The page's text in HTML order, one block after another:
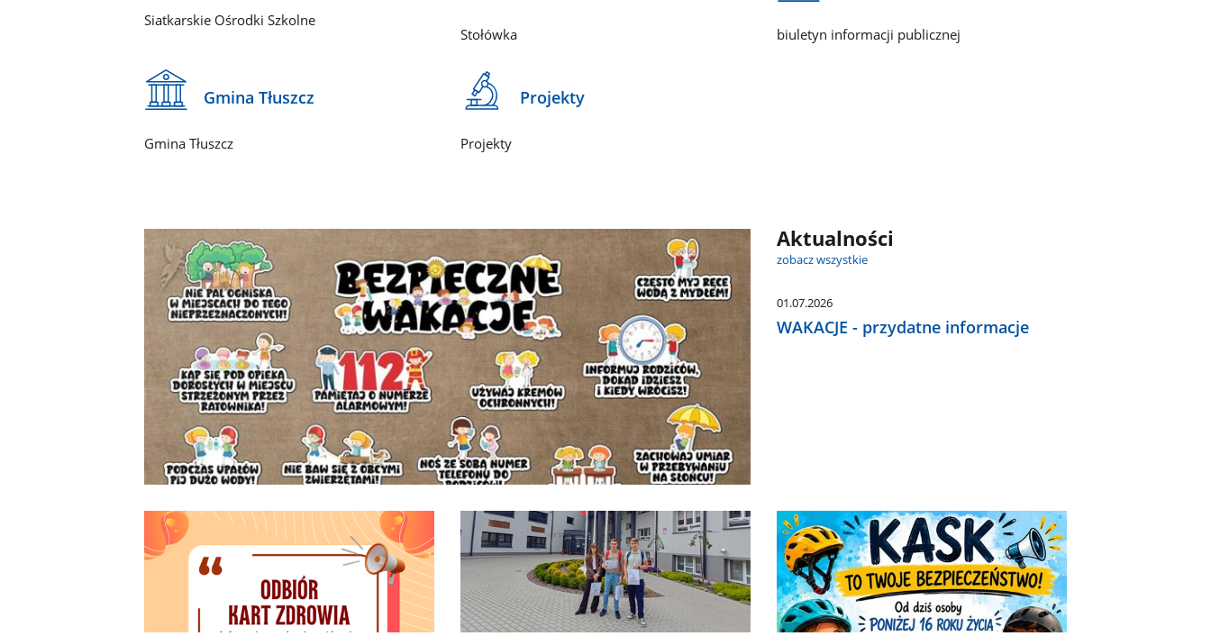
Siatkarskie Ośrodki Szkolne
Stołówka biuletyn informacji publicznej
Gmina Tłuszcz
Gmina Tłuszcz
Projekty
Projekty
Aktualności
zobacz wszystkie
01.07.2026
WAKACJE - przydatne informacje